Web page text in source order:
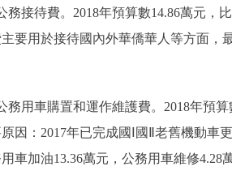
待費。2018年預算數14.86萬元，比
要用於接待國內外華僑華人等方面，
車購置和運作維護費。2018年預算
因：2017年已完成國Ⅰ國Ⅱ老舊機動車
車加油13.36萬元，公務用車維修4.28